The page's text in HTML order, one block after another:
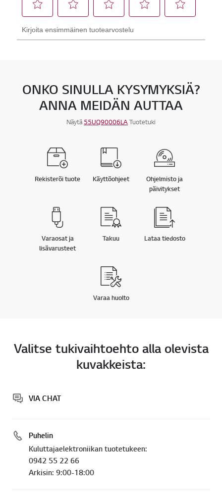
ONKO SINULLA KYSYMYKSIÄ?
ANNA MEIDÄN AUTTAA
Näytä55UQ90006LATuotetuki
Rekisteröi tuote Käyttöohjeet
Ohjelmisto ja
päivitykset
Varaosat ja
lisävarusteet
Takuu Lataa tiedosto
Varaa huolto
Valitse tukivaihtoehto alla olevista
kuvakkeista:
VIA CHAT
Puhelin
Kuluttajaelektroniikan tuotetukeen:
0942 55 22 66
Arkisin: 9:00-18:00